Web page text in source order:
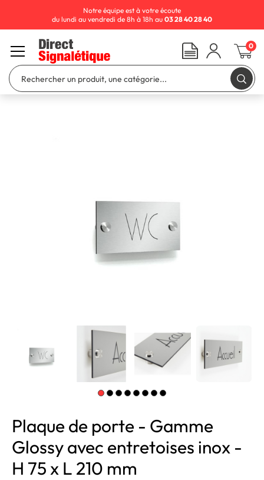
Plaque de porte - Gamme
Glossy avec entretoises inox -
H 75 x L 210 mm
Notre équipe est à votre écoute
du lundi au vendredi de 8h à 18h au 03 28 40 28 40
0